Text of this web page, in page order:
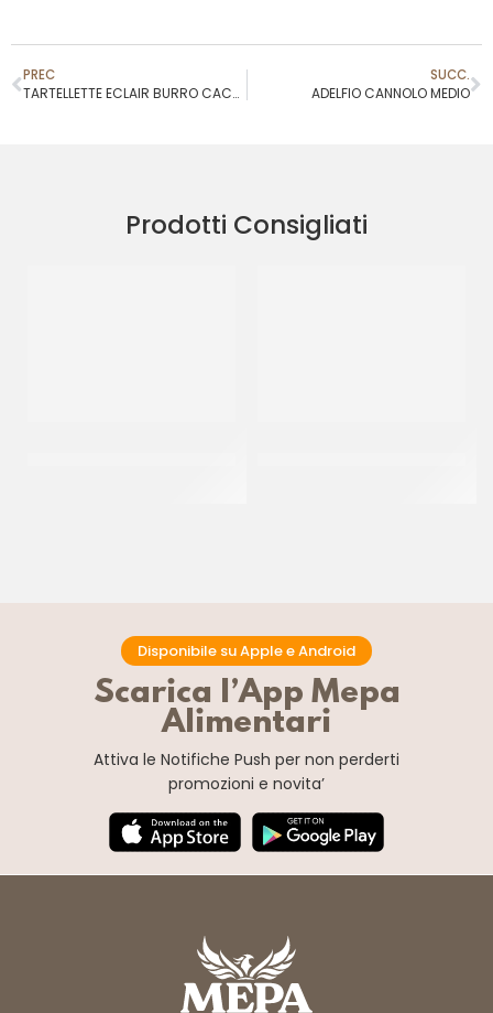
PREC
TARTELLETTE ECLAIR BURRO CACAO 70MM
SUCC.
ADELFIO CANNOLO MEDIO
Prodotti Consigliati
Disponibile su Apple e Android
Scarica l’App Mepa
Alimentari
Attiva le Notifiche Push per non perderti
promozioni e novita’